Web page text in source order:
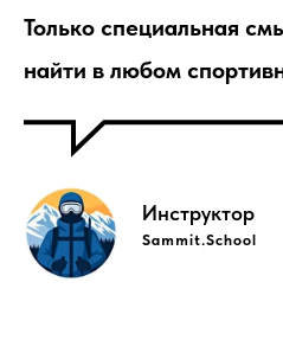
Только специальная
найти в любом
Инструктор
Sammit.School